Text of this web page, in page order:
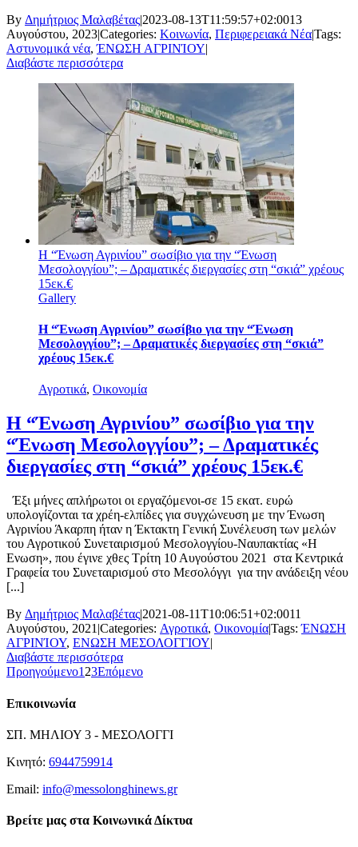
By Δημήτριος Μαλαβέτας|2023-08-13T11:59:57+02:0013
Αυγούστου, 2023|Categories: Κοινωνία, Περιφερειακά Νέα|Tags:
Αστυνομικά νέα,ΈΝΩΣΗ ΑΓΡΙΝΊΟΥ|
Διαβάστε περισσότερα
Η “Ένωση Αγρινίου” σωσίβιο για την “Ένωση
Μεσολογγίου”; – Δραματικές διεργασίες στη “σκιά” χρέους
15εκ.€
Gallery
Η “Ένωση Αγρινίου” σωσίβιο για την “Ένωση
Μεσολογγίου”; – Δραματικές διεργασίες στη “σκιά”
χρέους 15εκ.€
Αγροτικά, Οικονομία
Η “Ένωση Αγρινίου” σωσίβιο για την
“Ένωση Μεσολογγίου”; – Δραματικές
διεργασίες στη “σκιά” χρέους 15εκ.€
Έξι μήνες απλήρωτοι οι εργαζόμενοι-σε 15 εκατ. ευρώ
υπολογίζονται τα χρέη-ελπίδες για συγχώνευση με την Ένωση
Αγρινίου Άκαρπη ήταν η Έκτακτη Γενική Συνέλευση των μελών
του Αγροτικού Συνεταιρισμού Μεσολογγίου-Ναυπακτίας «Η
Ενωση», που έγινε χθες Τρίτη 10 Αυγούστου 2021 στα Κεντρικά
Γραφεία του Συνεταιρισμού στο Μεσολόγγι για την ανάδειξη νέου
[...]
By Δημήτριος Μαλαβέτας|2021-08-11T10:06:51+02:0011
Αυγούστου, 2021 |Categories: Αγροτικά, Οικονομία|Tags:ΈΝΩΣΗ
ΑΓΡΙΝΊΟΥ, ΕΝΩΣΗ ΜΕΣΟΛΟΓΓΙΟΥ|
Διαβάστε περισσότερα
Προηγούμενο1 23Επόμενο
Επικοινωνία
ΣΠ. ΜΗΛΙΟΥ 3 - ΜΕΣΟΛΟΓΓΙ
Κινητό: 6944759914
Email: info@messolonghinews.gr
Βρείτε μας στα Κοινωνικά Δίκτυα